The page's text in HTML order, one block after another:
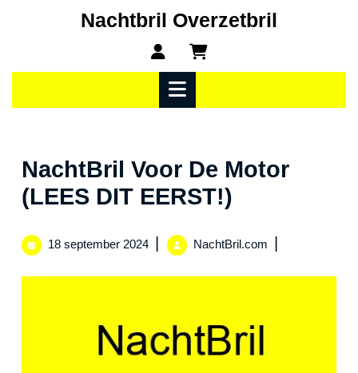
Nachtbril Overzetbril
Mijn
account
winkelwagen
Open
NachtBril Voor De Motor
(LEES DIT EERST!)
18 september 2024
18
september
NachtBril.com
NachtBril
Voor